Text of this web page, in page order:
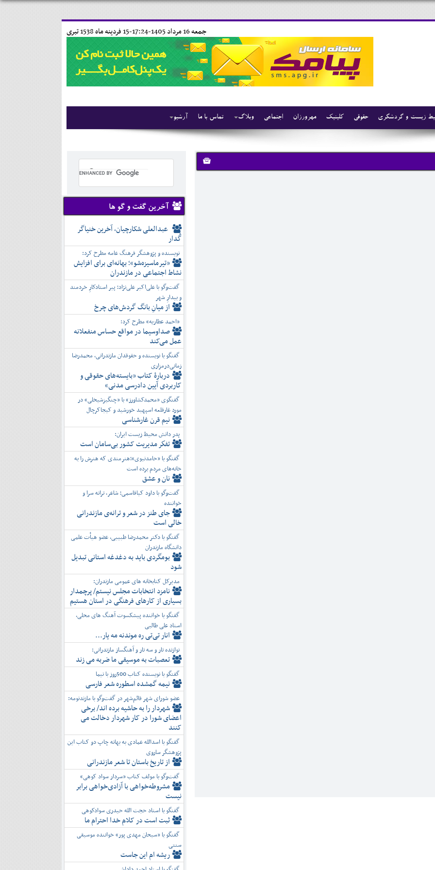
15 فردينه ماه 1538 تبری جمعه 16 مرداد 1405-17:24-
آرشیو تماس با ما وبلاگ اجتماعی مهرورزان کلینیک حقوقی زیست و گردشگری
آخرین گفت و گو ها
عبدالعلی شکارچیان، آخرین خنیاگر
گُدار
نویسنده و پژوهشگر فرهنگ عامه مطرح کرد:
«تیرماسیزه‌شو»؛ بهانه‌ای برای افزایش
نشاط اجتماعی در مازندران
گفت‌وگو با علی‌اکبر علی‌نژاد؛ پیر استادکارِ خردمند
و بیدارِ شهر
از میانِ بانگ گردش‌های چرخ
«احمد عطاریه» مطرح کرد:
صداوسیما در مواقع حساس منفعلانه
عمل می‌کند
گفتگو با نویسنده و حقوقدان مازندرانی، محمدرضا
زمانی‌درمزاری
دربارۀ کتاب ”بایسته‌های حقوقی و
کاربردی آیین دادرسی مدنی»
گفتگوی «محمدکشاورز» با «چنگیزشیخلی» در
مورد غارقلعه اسپهبد خورشید و کیجاکرچال
نیم قرن غارشناسی
پدر دانش محیط زیست ایران:
تفكر مديريت کشور بی‌سامان است
گفتگو با «حامدنبوی»؛هنرمندی که هنرش را به
خانه‌های مردم برده است
نان و عشق
گفت‌وگو با داود کیاقاسمی؛ شاعر، ترانه سرا و
خواننده
جای طنز در شعر و ترانه‌ی مازندرانی
خالی است
گفتگو با دکتر محمدرضا طبیبی، عضو هیأت علمی
دانشگاه مازندران
بومگردی باید به دغدغه استانی تبدیل
شود
مدیرکل کتابخانه های عمومی مازندران:
نامزد انتخابات مجلس نیستم/ پرچمدار
بسیاری از کارهای فرهنگی در استان هستیم
گفتگو با خواننده پیشکسوت آهنگ های محلی،
استاد علی طالبی
انار تی‌تی ره موندنه مه یار...
نوازنده تار و سه تار و آهنگساز مازندرانی:
تعصبات به موسیقی ما ضربه می زند
گفتگو با نویسنده کتاب 500روز با نیما
نیمه گمشده اسطوره شعر فارسی
عضو شورای شهر قائم‌شهر در گفت‌و‌گو با مازندنومه:
شهردار را به حاشیه برده اند/ برخی
اعضای شورا در کار شهردار دخالت می
کنند
گفتگو با اسدالله عمادی به بهانه چاپ دو کتاب این
پژوهشگر ساروی
از تاریخ باستان تا شعر مازندرانی
گفت‌وگو با مولف کتاب «سردار سواد کوهی»
مشروطه‌خواهی با آزادی‌خواهی برابر
نیست
گفتگو با استاد حجت الله حیدری سوادکوهی
ثبت است در کلام خدا احترام ما
گفتگو با «سبحان مهدی پور» خواننده موسیقی
سنتی
ریشه ام این جاست